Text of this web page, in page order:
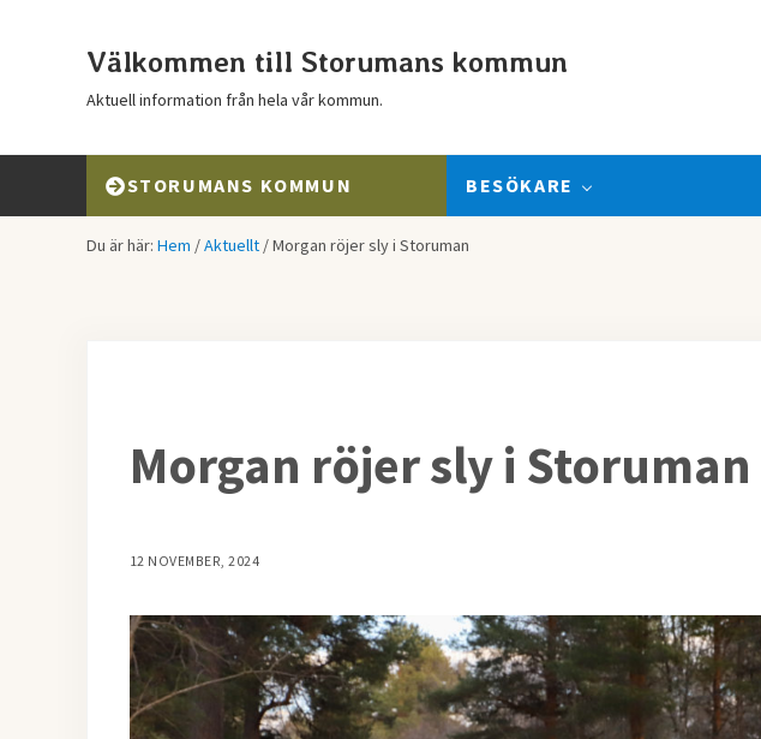
Välkommen till Storumans kommun
Aktuell information från hela vår kommun.
STORUMANS KOMMUN BESÖKARE
Du är här: Hem /Aktuellt /Morgan röjer sly i Storuman
Morgan röjer sly i Storuman
12 NOVEMBER, 2024